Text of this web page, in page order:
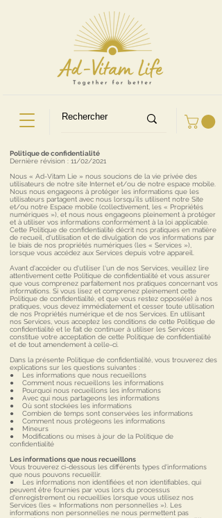
Politique de confidentialité
Dernière révision : 11/02/2021
Nous « Ad-Vitam Lie » nous soucions de la vie privée des
utilisateurs de notre site Internet et/ou de notre espace mobile.
Nous nous engageons à protéger les informations que les
utilisateurs partagent avec nous lorsqu’ils utilisent notre Site
et/ou notre Espace mobile (collectivement, les « Propriétés
numériques »), et nous nous engageons pleinement à protéger
et à utiliser vos informations conformément à la loi applicable.
Cette Politique de confidentialité décrit nos pratiques en matière
de recueil, d'utilisation et de divulgation de vos informations par
le biais de nos propriétés numériques (les « Services »),
lorsque vous accédez aux Services depuis votre appareil.
Avant d'accéder ou d'utiliser l'un de nos Services, veuillez lire
attentivement cette Politique de confidentialité et vous assurer
que vous comprenez parfaitement nos pratiques concernant vos
informations. Si vous lisez et comprenez pleinement cette
Politique de confidentialité, et que vous restez opposé(e) à nos
pratiques, vous devez immédiatement et cesser toute utilisation
de nos Propriétés numérique et de nos Services. En utilisant
nos Services, vous acceptez les conditions de cette Politique de
confidentialité et le fait de continuer à utiliser les Services
constitue votre acceptation de cette Politique de confidentialité
et de tout amendement à celle-ci.
Dans la présente Politique de confidentialité, vous trouverez des
explications sur les questions suivantes :
● Les informations que nous recueillons
● Comment nous recueillons les informations
● Pourquoi nous recueillons les informations
● Avec qui nous partageons les informations
● Où sont stockées les informations
● Combien de temps sont conservées les informations
● Comment nous protégeons les informations
● Mineurs
● Modifications ou mises à jour de la Politique de
confidentialité
Les informations que nous recueillons
Vous trouverez ci-dessous les différents types d'informations
que nous pouvons recueillir.
● Les informations non identifiées et non identifiables, qui
peuvent être fournies par vous lors du processus
d'enregistrement ou recueillies lorsque vous utilisez nos
Services (les « Informations non personnelles »). Les
informations non personnelles ne nous permettent pas